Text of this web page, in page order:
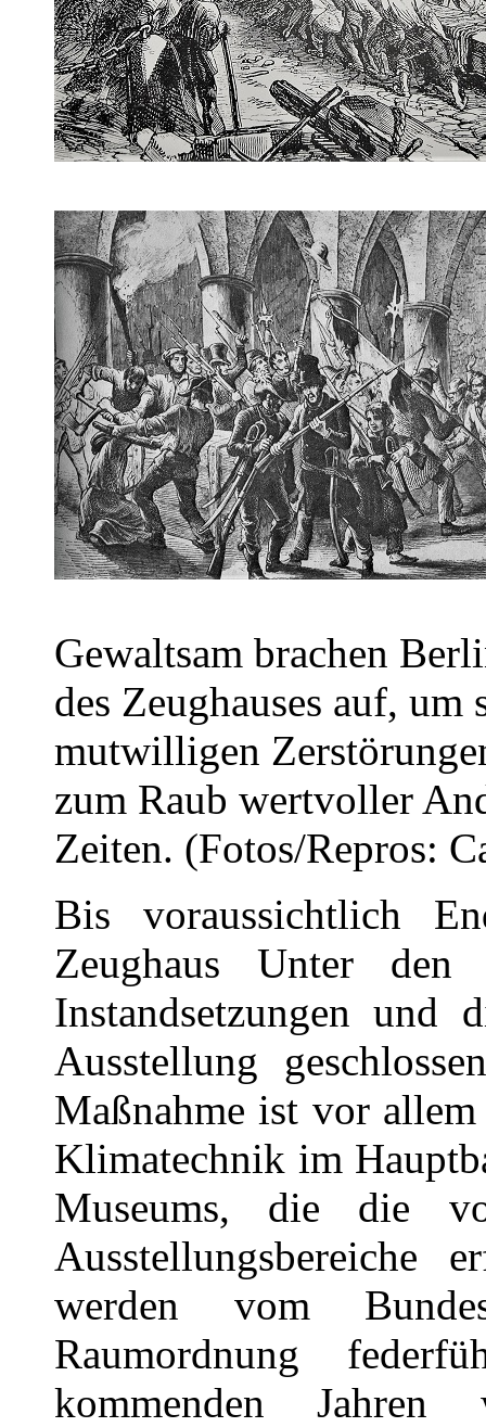
Gewaltsam brachen
des Zeughauses auf,
mutwilligen
zum Raub wertvoller
Zeiten. (Fotos/Repros:
Bis voraussichtlich
Zeughaus Unter den
Instandsetzungen und
Ausstellung
Maßnahme ist vor
Klimatechnik im
Museums, die die
Ausstellungsbereiche
werden vom
Raumordnung
kommenden